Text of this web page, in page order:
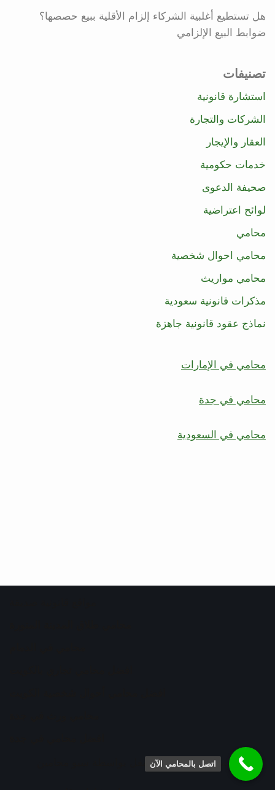
هل تستطيع أغلبية الشركاء إلزام الأقلية ببيع حصصها؟
ضوابط البيع الإلزامي
تصنيفات
استشارة قانونية
الشركات والتجارة
العقار والإيجار
خدمات حكومية
صحيفة الدعوى
لوائح اعتراضية
محامي
محامي احوال شخصية
محامي مواريث
مذكرات قانونية سعودية
نماذج عقود قانونية جاهزة
محامي في الإمارات
محامي في جدة
محامي في السعودية
ابحث عن محامي | مشغل بواسطةاتصل بالمحامي الآن